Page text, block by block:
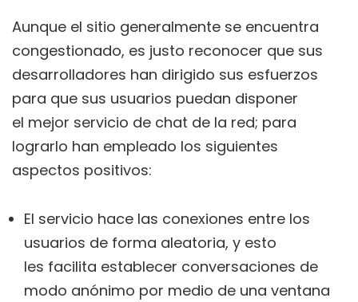
Aunque el sitio generalmente se encuentra
congestionado, es justo reconocer que sus
desarrolladores han dirigido sus esfuerzos
para que sus usuarios puedan disponer
el mejor servicio de chat de la red; para
lograrlo han empleado los siguientes
aspectos positivos:
El servicio hace las conexiones entre los
usuarios de forma aleatoria, y esto
les facilita establecer conversaciones de
modo anónimo por medio de una ventana